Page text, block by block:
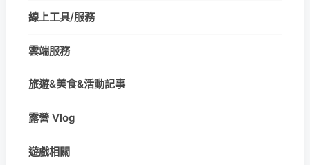
線上工具/服務
雲端服務
旅遊&美食&活動記事
露營 Vlog
遊戲相關